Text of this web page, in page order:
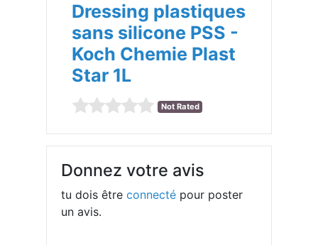
Dressing plastiques
sans silicone PSS -
Koch Chemie Plast
Star 1L
Not Rated
Donnez votre avis
tu dois êtreconnecté pour poster
un avis.